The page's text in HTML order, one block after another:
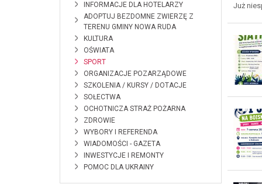
INFORMACJE DLA HOTELARZY
ADOPTUJ BEZDOMNE ZWIERZĘ Z
TERENU GMINY NOWA RUDA
KULTURA
OŚWIATA
SPORT
ORGANIZACJE POZARZĄDOWE
SZKOLENIA / KURSY / DOTACJE
SOŁECTWA
OCHOTNICZA STRAŻ POŻARNA
ZDROWIE
WYBORY I REFERENDA
WIADOMOŚCI - GAZETA
INWESTYCJE I REMONTY
POMOC DLA UKRAINY
Już